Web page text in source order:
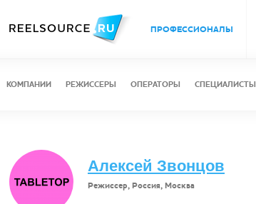
ПРОФЕССИОНАЛЫ
КОМПАНИИ РЕЖИССЕРЫ ОПЕРАТОРЫ СПЕЦИАЛИСТЫ
Алексей Звонцов
Режиссер, Россия, Москва